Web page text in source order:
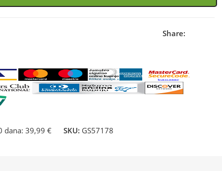
Share:
dana: 39,99 € SKU: GS57178